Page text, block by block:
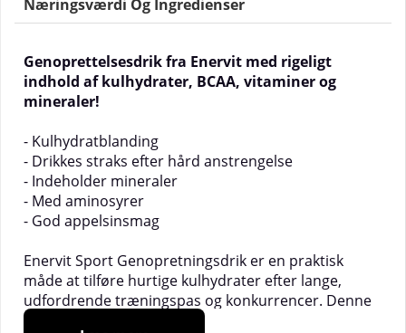
Næringsværdi Og Ingredienser
Genoprettelsesdrik fra Enervit med rigeligt
indhold af kulhydrater, BCAA, vitaminer og
mineraler!
- Kulhydratblanding
- Drikkes straks efter hård anstrengelse
- Indeholder mineraler
- Med aminosyrer
- God appelsinsmag
Enervit Sport Genopretningsdrik er en praktisk
måde at tilføre hurtige kulhydrater efter lange,
udfordrende træningspas og konkurrencer. Denne
sportsdrik i pulverform er let at blande med vand,